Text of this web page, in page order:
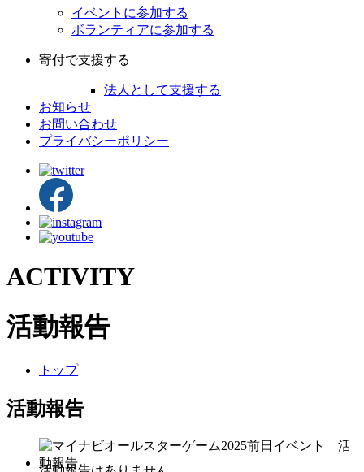
イベントに参加する
ボランティアに参加する
寄付で支援する
法人として支援する
お知らせ
お問い合わせ
プライバシーポリシー
ACTIVITY
活動報告
トップ
活動報告